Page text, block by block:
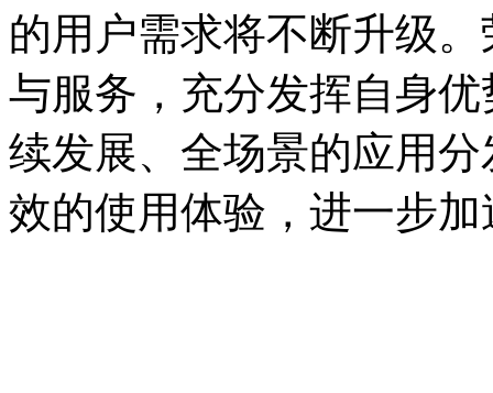
的用户需求将不断升级
与服务，充分发挥自身
续发展、全场景的应用
效的使用体验，进一步